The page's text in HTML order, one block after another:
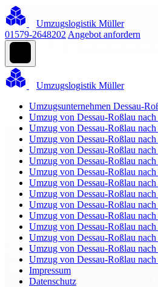
Umzugslogistik Müller
01579-2648202 Angebot anfordern
Umzugslogistik Müller
Umzugsunternehmen Dessau-
Umzug von Dessau-Roßlau
Umzug von Dessau-Roßlau
Umzug von Dessau-Roßlau
Umzug von Dessau-Roßlau
Umzug von Dessau-Roßlau
Umzug von Dessau-Roßlau nach
Umzug von Dessau-Roßlau
Umzug von Dessau-Roßlau
Umzug von Dessau-Roßlau
Umzug von Dessau-Roßlau nach
Umzug von Dessau-Roßlau nach
Umzug von Dessau-Roßlau
Umzug von Dessau-Roßlau
Umzug von Dessau-Roßlau nach
Impressum
Datenschutz